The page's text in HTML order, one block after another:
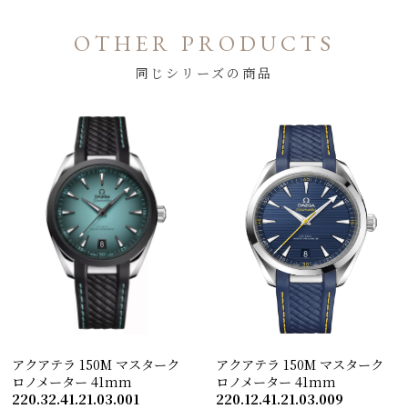
OTHER PRODUCTS
同じシリーズの商品
アクアテラ 150M マスターク
ロノメーター 41mm
220.32.41.21.03.001
アクアテラ 150M マスターク
ロノメーター 41mm
220.12.41.21.03.009